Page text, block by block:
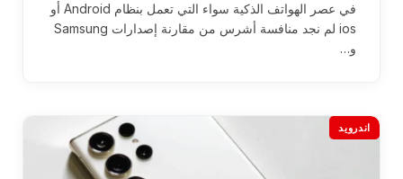
في عصر الهواتف الذكية سواء التي تعمل بنظام Android أو
ios لم نجد منافسة أشرس من مقارنة إصدارات Samsung
و…
اندرويد